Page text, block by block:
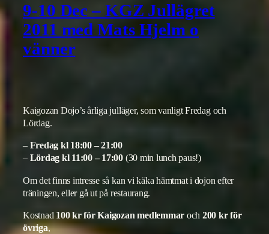
9-10 Dec – KGZ Jullägret
2011 med Mats Hjelm o
vänner
Kaigozan Dojo’s årliga julläger, som vanligt Fredag och
Lördag.
– Fredag kl 18:00 – 21:00
– Lördag kl 11:00 – 17:00 (30 min lunch paus!)
Om det finns intresse så kan vi käka hämtmat i dojon efter
träningen, eller gå ut på restaurang.
Kostnad 100 kr för Kaigozan medlemmar och 200 kr för
övriga,